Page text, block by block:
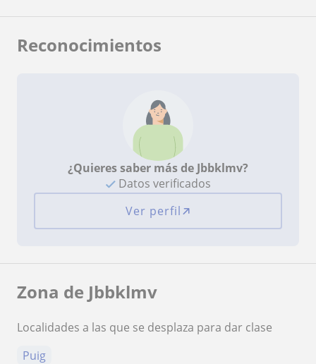
Reconocimientos
¿Quieres saber más de Jbbklmv?
Datos verificados
Ver perfil
Zona de Jbbklmv
Localidades a las que se desplaza para dar clase
Puig